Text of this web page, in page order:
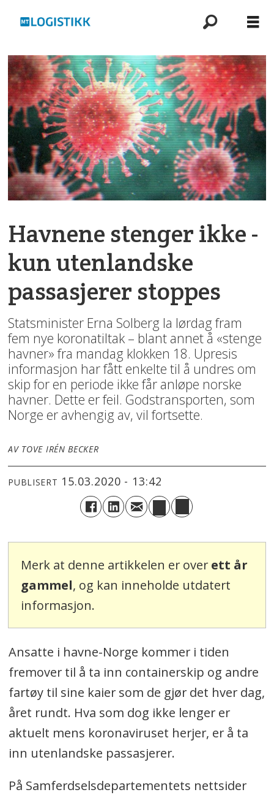
Havnene stenger ikke -
kun utenlandske
passasjerer stoppes
Statsminister Erna Solberg la lørdag fram
fem nye koronatiltak – blant annet å «stenge
havner» fra mandag klokken 18. Upresis
informasjon har fått enkelte til å undres om
skip for en periode ikke får anløpe norske
havner. Dette er feil. Godstransporten, som
Norge er avhengig av, vil fortsette.
AV TOVE IRÉN BECKER
PUBLISERT 15.03.2020 - 13:42
Merk at denne artikkelen er over ett år
gammel, og kan inneholde utdatert
informasjon.
Ansatte i havne-Norge kommer i tiden
fremover til å ta inn containerskip og andre
fartøy til sine kaier som de gjør det hver dag,
året rundt. Hva som dog ikke lenger er
aktuelt mens koronaviruset herjer, er å ta
inn utenlandske passasjerer.
På Samferdselsdepartementets nettsider